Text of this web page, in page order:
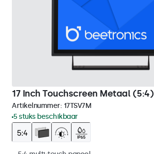
17 Inch Touchscreen Metaal (5:4)
Artikelnummer: 17TSV7M
5 stuks beschikbaar